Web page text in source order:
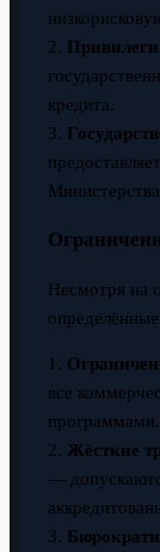
2.
кредита.
3.
Несмотря на
1.
все
программами.
2. Жёсткие
—
3.